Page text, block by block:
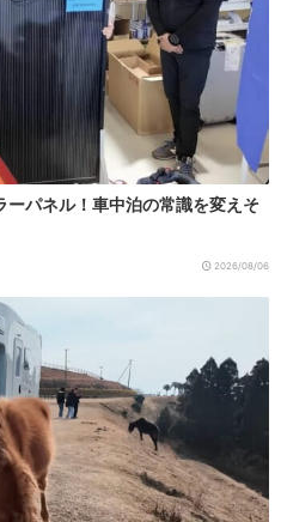
パネル！車中泊の常識を変えそ
2026/08/06